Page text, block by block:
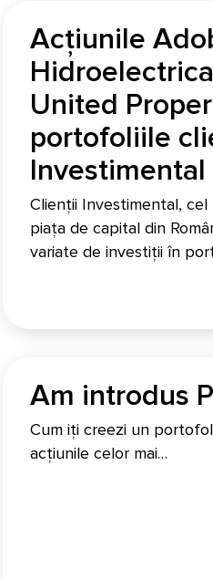
Acțiunile
United
portofoliile
Investimental
Clienții Investimental,
piața de capital din
variate de investiții în
Am introdus
Cum iți creezi un
acțiunile celor mai…